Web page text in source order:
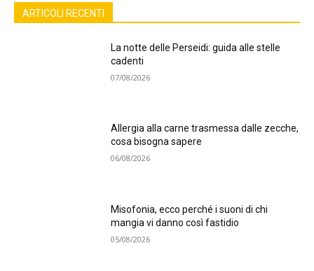
ARTICOLI RECENTI
La notte delle Perseidi: guida alle stelle
cadenti
07/08/2026
Allergia alla carne trasmessa dalle zecche,
cosa bisogna sapere
06/08/2026
Misofonia, ecco perché i suoni di chi
mangia vi danno così fastidio
05/08/2026